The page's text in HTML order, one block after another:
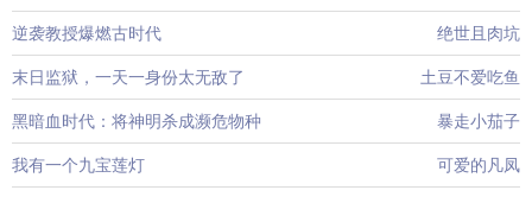
逆袭教授爆燃古时代 绝世且肉坑
末日监狱，一天一身份太无敌了 土豆不爱吃鱼
黑暗血时代：将神明杀成濒危物种 暴走小茄子
我有一个九宝莲灯 可爱的凡凤